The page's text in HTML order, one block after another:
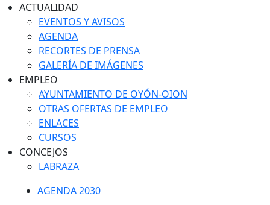
ACTUALIDAD
EVENTOS Y AVISOS
AGENDA
RECORTES DE PRENSA
GALERÍA DE IMÁGENES
EMPLEO
AYUNTAMIENTO DE OYÓN-OION
OTRAS OFERTAS DE EMPLEO
ENLACES
CURSOS
CONCEJOS
LABRAZA
AGENDA 2030